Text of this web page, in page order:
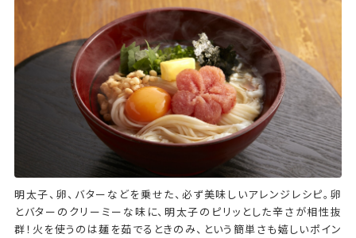
明太子、卵、バターなどを乗せた、必ず美味しいアレンジレシピ。卵
とバターのクリーミーな味に、明太子のピリッとした辛さが相性抜
群！火を使うのは麺を茹でるときのみ、という簡単さも嬉しいポイン